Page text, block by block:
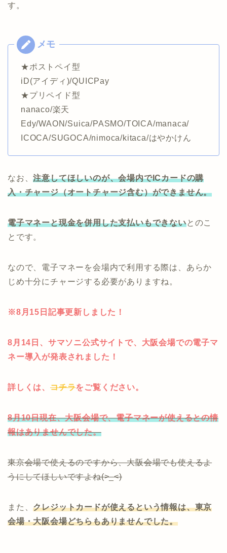
す。
★ポストペイ型
iD(アイディ)/QUICPay
★プリペイド型
nanaco/楽天
Edy/WAON/Suica/PASMO/TOICA/manaca/
ICOCA/SUGOCA/nimoca/kitaca/はやかけん
なお、注意してほしいのが、会場内でICカードの購
入・チャージ（オートチャージ含む）ができません。
電子マネーと現金を併用した支払いもできないとのこ
とです。
なので、電子マネーを会場内で利用する際は、あらか
じめ十分にチャージする必要がありますね。
※8月15日記事更新しました！
8月14日、サマソニ公式サイトで、大阪会場での電子マ
ネー導入が発表されました！
詳しくは、 コチラをご覧ください。
8月10日現在、大阪会場で、電子マネーが使えるとの情
報はありませんでした。
東京会場で使えるのですから、大阪会場でも使えるよ
うにしてほしいですよね(>_<)
また、クレジットカードが使えるという情報は、東京
会場・大阪会場どちらもありませんでした。